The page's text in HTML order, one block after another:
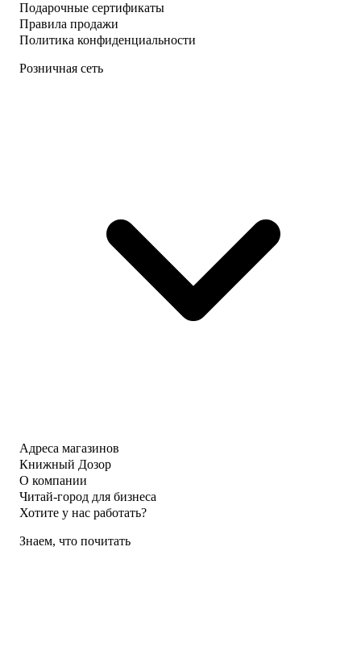
Подарочные сертификаты
Правила продажи
Политика конфиденциальности
Розничная сеть
Адреса магазинов
Книжный Дозор
О компании
Читай-город для бизнеса
Хотите у нас работать?
Знаем, что почитать